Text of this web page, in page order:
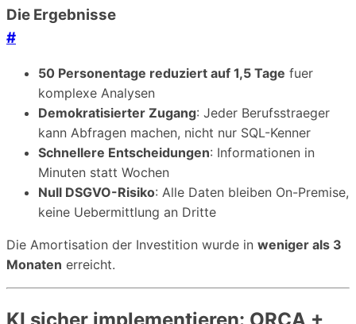
Die Ergebnisse
#
50 Personentage reduziert auf 1,5 Tage fuer
komplexe Analysen
Demokratisierter Zugang: Jeder Berufsstraeger
kann Abfragen machen, nicht nur SQL-Kenner
Schnellere Entscheidungen: Informationen in
Minuten statt Wochen
Null DSGVO-Risiko: Alle Daten bleiben On-Premise,
keine Uebermittlung an Dritte
Die Amortisation der Investition wurde in weniger als 3
Monaten erreicht.